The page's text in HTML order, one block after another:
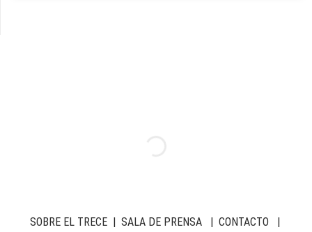
SOBRE EL TRECE| SALA DE PRENSA| CONTACTO |